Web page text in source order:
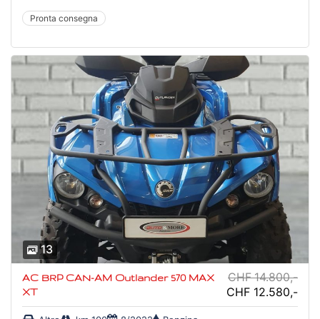
Pronta consegna
13
AC BRP CAN-AM Outlander 570 MAX
XT
CHF 14.800,-
CHF 12.580,-